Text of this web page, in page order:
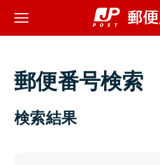
郵便番号検索
検索結果